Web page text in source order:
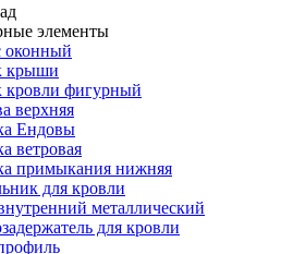
элементы
оконный
крыши
кровли фигурный
верхняя
Ендовы
ветровая
примыкания нижняя
для кровли
металлический
для кровли